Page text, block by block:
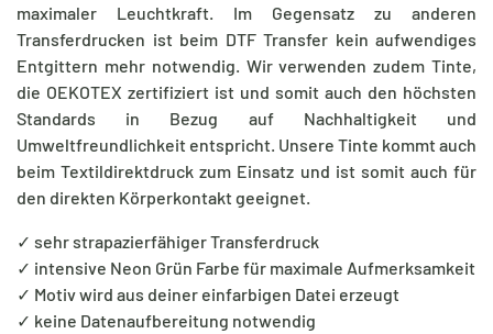
maximaler Leuchtkraft. Im Gegensatz zu anderen
Transferdrucken ist beim DTF Transfer kein aufwendiges
Entgittern mehr notwendig. Wir verwenden zudem Tinte,
die OEKOTEX zertifiziert ist und somit auch den höchsten
Standards in Bezug auf Nachhaltigkeit und
Umweltfreundlichkeit entspricht. Unsere Tinte kommt auch
beim Textildirektdruck zum Einsatz und ist somit auch für
den direkten Körperkontakt geeignet.
✓ sehr strapazierfähiger Transferdruck
✓ intensive Neon Grün Farbe für maximale Aufmerksamkeit
✓ Motiv wird aus deiner einfarbigen Datei erzeugt
✓ keine Datenaufbereitung notwendig